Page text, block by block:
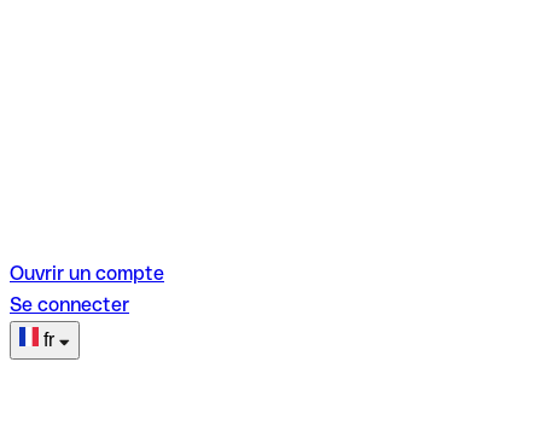
Ouvrir un compte
Se connecter
fr